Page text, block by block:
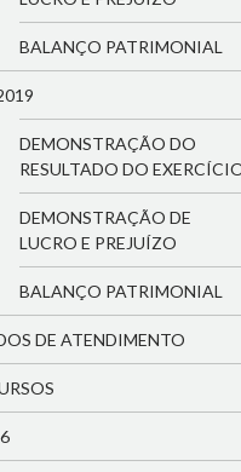
BALANÇO PATRIMONIAL
DEMONSTRAÇÃO DO
RESULTADO DO
DEMONSTRAÇÃO DE
LUCRO E PREJUÍZO
BALANÇO PATRIMONIAL
DE ATENDIMENTO